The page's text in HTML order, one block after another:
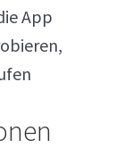
App